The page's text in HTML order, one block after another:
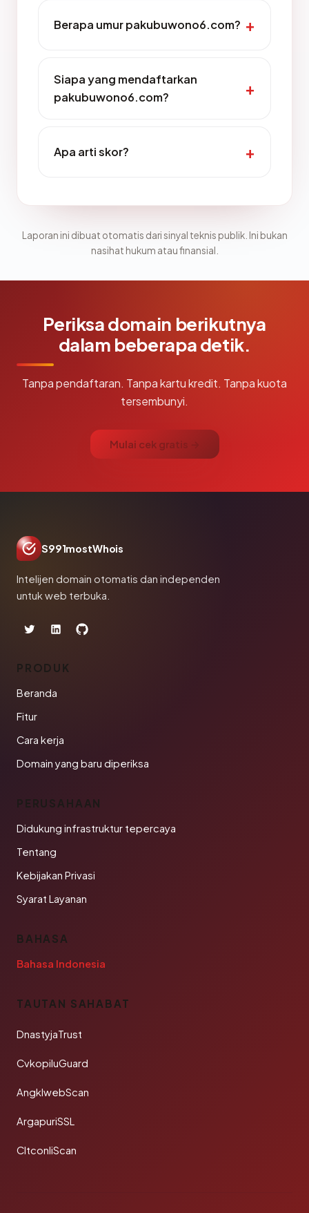
Berapa umur pakubuwono6.com?
Siapa yang mendaftarkan
pakubuwono6.com?
Apa arti skor?
Laporan ini dibuat otomatis dari sinyal teknis publik. Ini bukan
nasihat hukum atau finansial.
Periksa domain berikutnya
dalam beberapa detik.
Tanpa pendaftaran. Tanpa kartu kredit. Tanpa kuota
tersembunyi.
Mulai cek gratis →
S991mostWhois
Intelijen domain otomatis dan independen
untuk web terbuka.
PRODUK
Beranda
Fitur
Cara kerja
Domain yang baru diperiksa
PERUSAHAAN
Didukung infrastruktur tepercaya
Tentang
Kebijakan Privasi
Syarat Layanan
BAHASA
Bahasa Indonesia
TAUTAN SAHABAT
DnastyjaTrust
CvkopiluGuard
AngklwebScan
ArgapuriSSL
CltconliScan